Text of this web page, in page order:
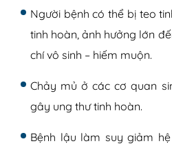
Người bệnh có thể bị teo
tinh hoàn, ảnh hưởng lớn
chí vô sinh – hiếm muộn.
Chảy mủ ở các cơ quan
gây ung thư tinh hoàn.
Bệnh lậu làm suy giảm